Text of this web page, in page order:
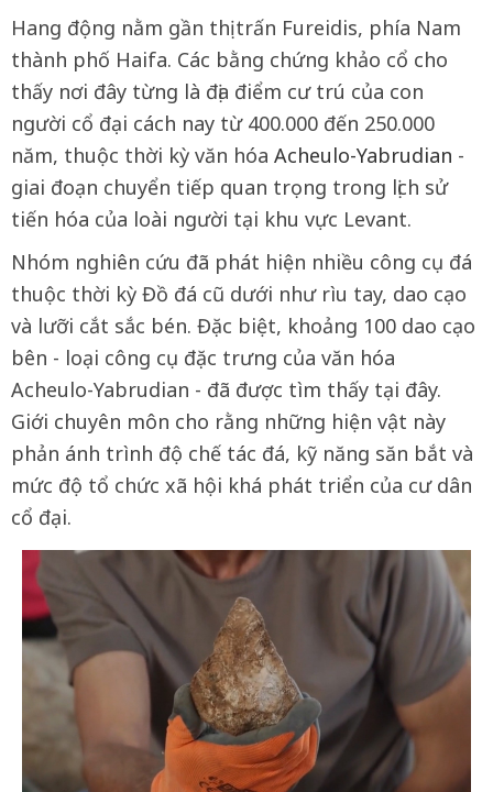
Hang động nằm gần thị trấn Fureidis, phía Nam
thành phố Haifa. Các bằng chứng khảo cổ cho
thấy nơi đây từng là địa điểm cư trú của con
người cổ đại cách nay từ 400.000 đến 250.000
năm, thuộc thời kỳ văn hóa Acheulo-Yabrudian -
giai đoạn chuyển tiếp quan trọng trong lịch sử
tiến hóa của loài người tại khu vực Levant.
Nhóm nghiên cứu đã phát hiện nhiều công cụ đá
thuộc thời kỳ Đồ đá cũ dưới như rìu tay, dao cạo
và lưỡi cắt sắc bén. Đặc biệt, khoảng 100 dao cạo
bên - loại công cụ đặc trưng của văn hóa
Acheulo-Yabrudian - đã được tìm thấy tại đây.
Giới chuyên môn cho rằng những hiện vật này
phản ánh trình độ chế tác đá, kỹ năng săn bắt và
mức độ tổ chức xã hội khá phát triển của cư dân
cổ đại.